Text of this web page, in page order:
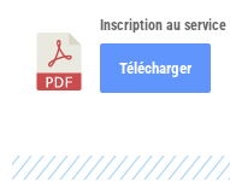
Inscription au
Télécharger